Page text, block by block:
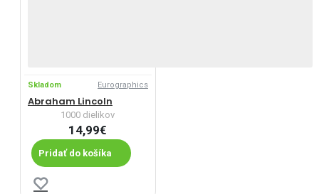
Skladom Eurographics
Abraham Lincoln
1000 dielikov
14,99€
Pridať do košíka